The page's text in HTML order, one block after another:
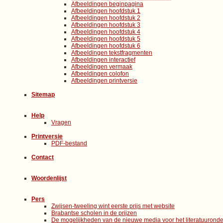
Afbeeldingen beginpagina
Afbeeldingen hoofdstuk 1
Afbeeldingen hoofdstuk 2
Afbeeldingen hoofdstuk 3
Afbeeldingen hoofdstuk 4
Afbeeldingen hoofdstuk 5
Afbeeldingen hoofdstuk 6
Afbeeldingen tekstfragmenten
Afbeeldingen interactief
Afbeeldingen vermaak
Afbeeldingen colofon
Afbeeldingen printversie
Sitemap
Help
Vragen
Printversie
PDF-bestand
Contact
Woordenlijst
Pers
Zwijsen-tweeling wint eerste prijs met website
Brabantse scholen in de prijzen
De mogelijkheden van de nieuwe media voor het